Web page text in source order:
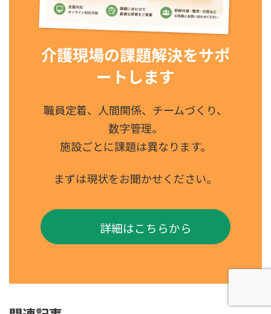
介護現場の課題解決をサポ
ートします
職員定着、人間関係、チームづくり、
数字管理。
施設ごとに課題は異なります。
まずは現状をお聞かせください。
詳細はこちらから